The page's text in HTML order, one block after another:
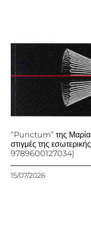
“Punctum” της
στιγμές της
9789600127034)
15/07/2026